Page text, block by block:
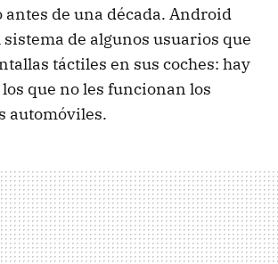
antes de una década. Android
sistema de algunos usuarios que
táctiles en sus coches: hay
que no les funcionan los
automóviles.